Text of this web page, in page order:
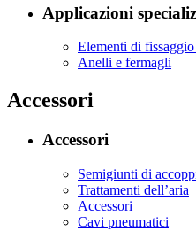
Applicazioni
Elementi di
Anelli e fermagli
Accessori
Accessori
Semigiunti di
Trattamenti dell’aria
Accessori
Cavi pneumatici